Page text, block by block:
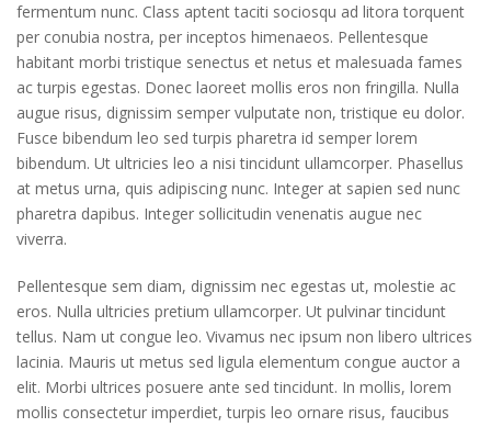
fermentum nunc. Class aptent taciti sociosqu ad litora torquent
per conubia nostra, per inceptos himenaeos. Pellentesque
habitant morbi tristique senectus et netus et malesuada fames
ac turpis egestas. Donec laoreet mollis eros non fringilla. Nulla
augue risus, dignissim semper vulputate non, tristique eu dolor.
Fusce bibendum leo sed turpis pharetra id semper lorem
bibendum. Ut ultricies leo a nisi tincidunt ullamcorper. Phasellus
at metus urna, quis adipiscing nunc. Integer at sapien sed nunc
pharetra dapibus. Integer sollicitudin venenatis augue nec
viverra.
Pellentesque sem diam, dignissim nec egestas ut, molestie ac
eros. Nulla ultricies pretium ullamcorper. Ut pulvinar tincidunt
tellus. Nam ut congue leo. Vivamus nec ipsum non libero ultrices
lacinia. Mauris ut metus sed ligula elementum congue auctor a
elit. Morbi ultrices posuere ante sed tincidunt. In mollis, lorem
mollis consectetur imperdiet, turpis leo ornare risus, faucibus